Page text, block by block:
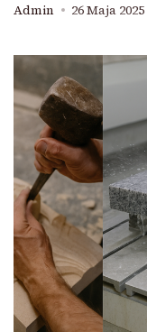
Admin 26 Maja 2025